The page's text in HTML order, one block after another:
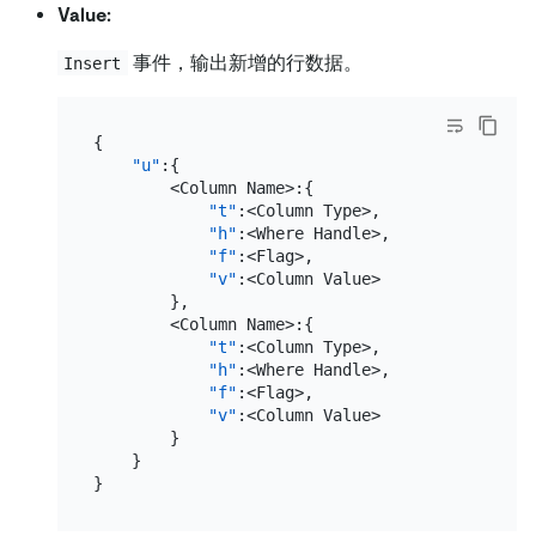
Value:
Insert 事件，输出新增的行数据。
{
"u" : {
        <Column Name>
: {
"t" :<Column Type>,
"h" :<Where Handle>,
"f" :<Flag>,
"v" :<Column Value>
} ,
        <Column Name>
: {
"t" :<Column Type>,
"h" :<Where Handle>,
"f" :<Flag>,
"v" :<Column Value>
}
}
}